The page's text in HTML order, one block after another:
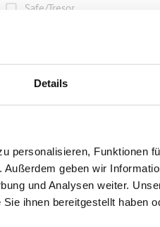
Details
personalisieren, Funktionen
geben wir
und Analysen weiter.
ihnen bereitgestellt haben
Safe/Tresor
Grill